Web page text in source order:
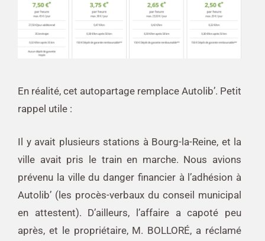
En réalité, cet autopartage remplace Autolib’. Petit
rappel utile :
Il y avait plusieurs stations à Bourg-la-Reine, et la
ville avait pris le train en marche. Nous avions
prévenu la ville du danger financier à l’adhésion à
Autolib’ (les procès-verbaux du conseil municipal
en attestent). D’ailleurs, l’affaire a capoté peu
après, et le propriétaire, M. BOLLORÉ, a réclamé